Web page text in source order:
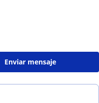
Enviar mensaje